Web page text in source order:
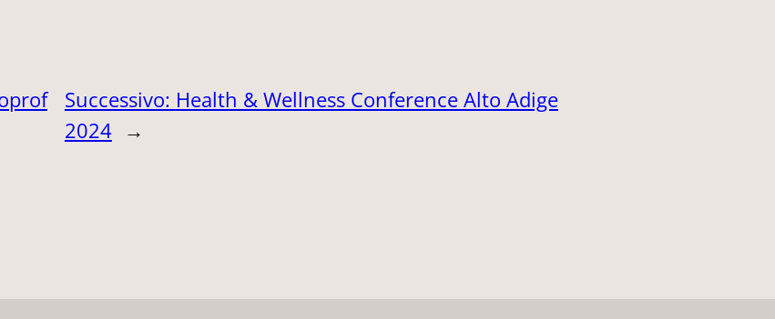
Successivo: Health & Wellness Conference Alto Adige
2024 →